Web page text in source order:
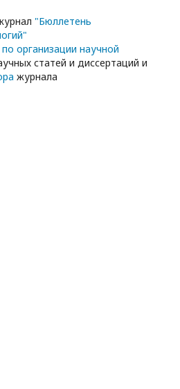
"Бюллетень
по организации научной
статей и диссертаций и
журнала